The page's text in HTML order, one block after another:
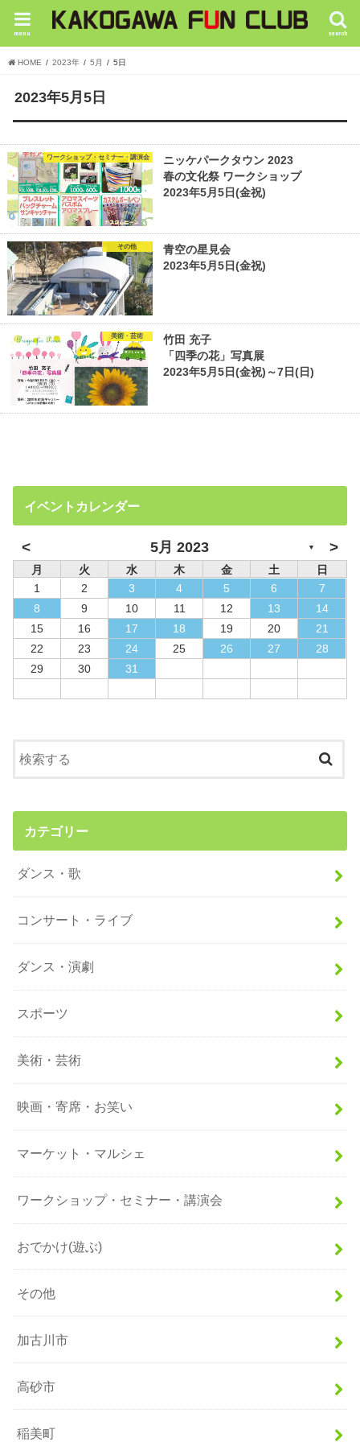
search
menu
HOME 2023年 5月 5日
2023年5月5日
ワークショップ・セミナー・講演会
ニッケパークタウン 2023
春の文化祭 ワークショップ
2023年5月5日(金祝)
その他
青空の星見会
2023年5月5日(金祝)
美術・芸術
竹田 充子
「四季の花」写真展
2023年5月5日(金祝)～7日(日)
イベントカレンダー
< 5月 2023 ▼ >
月 火 水 木 金 土
日
1
2 3 4 5 6
7
8
9 10 11 12 13
14
15
16 17 18 19 20
21
22
23 24 25 26 27
28
29
30 31
カテゴリー
ダンス・歌
コンサート・ライブ
ダンス・演劇
スポーツ
美術・芸術
映画・寄席・お笑い
マーケット・マルシェ
ワークショップ・セミナー・講演会
おでかけ(遊ぶ)
その他
加古川市
高砂市
稲美町